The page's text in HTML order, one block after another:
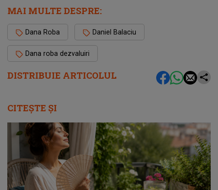
DISTRIBUIE ARTICOLUL
MAI MULTE DESPRE:
Dana Roba Daniel Balaciu
Dana roba dezvaluiri
CITEȘTE ȘI